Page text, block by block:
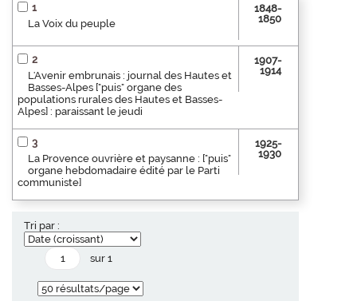
1
La Voix du peuple
1848-
1850
2
L'Avenir embrunais : journal des Hautes et
Basses-Alpes ["puis" organe des
populations rurales des Hautes et Basses-
Alpes] : paraissant le jeudi
1907-
1914
3
La Provence ouvrière et paysanne : ["puis"
organe hebdomadaire édité par le Parti
communiste]
1925-
1930
Tri par :
sur 1